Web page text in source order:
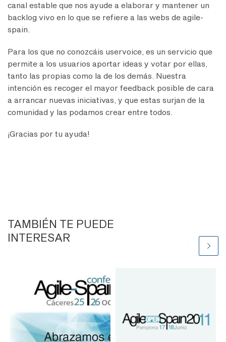
canal estable que nos ayude a elaborar y mantener un
backlog vivo en lo que se refiere a las webs de agile-
spain.
Para los que no conozcáis uservoice, es un servicio que
permite a los usuarios aportar ideas y votar por ellas,
tanto las propias como la de los demás. Nuestra
intención es recoger el mayor feedback posible de cara
a arrancar nuevas iniciativas, y que estas surjan de la
comunidad y las podamos crear entre todos.
¡Gracias por tu ayuda!
TAMBIÉN TE PUEDE
INTERESAR